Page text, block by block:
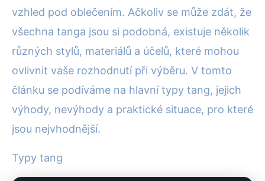
vzhled pod oblečením. Ačkoliv se může zdát, že
všechna tanga jsou si podobná, existuje několik
různých stylů, materiálů a účelů, které mohou
ovlivnit vaše rozhodnutí při výběru. V tomto
článku se podíváme na hlavní typy tang, jejich
výhody, nevýhody a praktické situace, pro které
jsou nejvhodnější.
Typy tang